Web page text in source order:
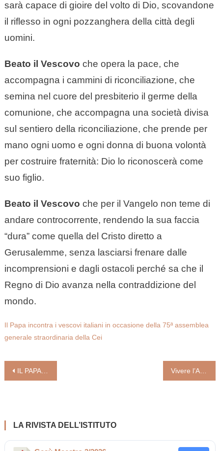
sarà capace di gioire del volto di Dio, scovandone
il riflesso in ogni pozzanghera della città degli
uomini.
Beato il Vescovo che opera la pace, che
accompagna i cammini di riconciliazione, che
semina nel cuore del presbiterio il germe della
comunione, che accompagna una società divisa
sul sentiero della riconciliazione, che prende per
mano ogni uomo e ogni donna di buona volontà
per costruire fraternità: Dio lo riconoscerà come
suo figlio.
Beato il Vescovo che per il Vangelo non teme di
andare controcorrente, rendendo la sua faccia
“dura” come quella del Cristo diretto a
Gerusalemme, senza lasciarsi frenare dalle
incomprensioni e dagli ostacoli perché sa che il
Regno di Dio avanza nella contraddizione del
mondo.
Il Papa incontra i vescovi italiani in occasione della 75ª assemblea
generale straordinaria della Cei
Navigazione
IL PAPA: “UN GIOVANE CHE NON SOGNA È VECCHIO PRIMA DEL TEMPO. FATE CHIASSO, LA CHIESA NE HA BISOGNO” Vivere l’Avvento (Goffredo Boffelli)
LA RIVISTA DELL’ISTITUTO